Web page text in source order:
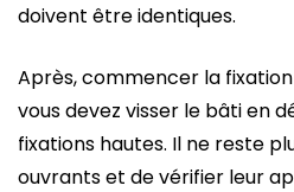
doivent être identiques.
Après, commencer la
vous devez visser le bâti en
fixations hautes. Il ne reste
ouvrants et de vérifier leur